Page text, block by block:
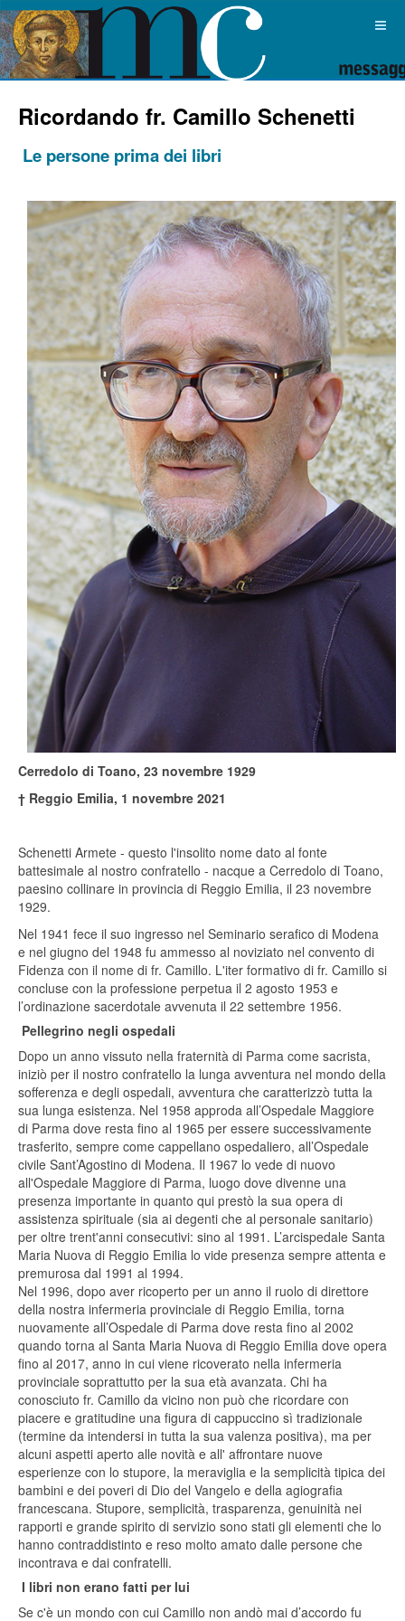
Ricordando fr. Camillo Schenetti
Le persone prima dei libri
Cerredolo di Toano, 23 novembre 1929
† Reggio Emilia, 1 novembre 2021
Schenetti Armete - questo l'insolito nome dato al fonte
battesimale al nostro confratello - nacque a Cerredolo di Toano,
paesino collinare in provincia di Reggio Emilia, il 23 novembre
1929.
Nel 1941 fece il suo ingresso nel Seminario serafico di Modena
e nel giugno del 1948 fu ammesso al noviziato nel convento di
Fidenza con il nome di fr. Camillo. L'iter formativo di fr. Camillo si
concluse con la professione perpetua il 2 agosto 1953 e
l’ordinazione sacerdotale avvenuta il 22 settembre 1956.
Pellegrino negli ospedali
Dopo un anno vissuto nella fraternità di Parma come sacrista,
iniziò per il nostro confratello la lunga avventura nel mondo della
sofferenza e degli ospedali, avventura che caratterizzò tutta la
sua lunga esistenza. Nel 1958 approda all’Ospedale Maggiore
di Parma dove resta fino al 1965 per essere successivamente
trasferito, sempre come cappellano ospedaliero, all’Ospedale
civile Sant’Agostino di Modena. Il 1967 lo vede di nuovo
all'Ospedale Maggiore di Parma, luogo dove divenne una
presenza importante in quanto qui prestò la sua opera di
assistenza spirituale (sia ai degenti che al personale sanitario)
per oltre trent'anni consecutivi: sino al 1991. L’arcispedale Santa
Maria Nuova di Reggio Emilia lo vide presenza sempre attenta e
premurosa dal 1991 al 1994.
Nel 1996, dopo aver ricoperto per un anno il ruolo di direttore
della nostra infermeria provinciale di Reggio Emilia, torna
nuovamente all’Ospedale di Parma dove resta fino al 2002
quando torna al Santa Maria Nuova di Reggio Emilia dove opera
fino al 2017, anno in cui viene ricoverato nella infermeria
provinciale soprattutto per la sua età avanzata. Chi ha
conosciuto fr. Camillo da vicino non può che ricordare con
piacere e gratitudine una figura di cappuccino sì tradizionale
(termine da intendersi in tutta la sua valenza positiva), ma per
alcuni aspetti aperto alle novità e all' affrontare nuove
esperienze con lo stupore, la meraviglia e la semplicità tipica dei
bambini e dei poveri di Dio del Vangelo e della agiografia
francescana. Stupore, semplicità, trasparenza, genuinità nei
rapporti e grande spirito di servizio sono stati gli elementi che lo
hanno contraddistinto e reso molto amato dalle persone che
incontrava e dai confratelli.
I libri non erano fatti per lui
Se c'è un mondo con cui Camillo non andò mai d’accordo fu